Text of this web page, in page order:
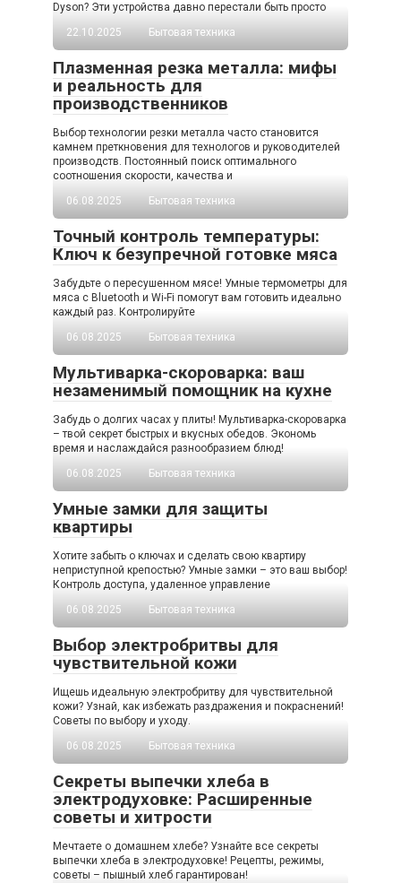
Dyson? Эти устройства давно перестали быть просто
22.10.2025
Бытовая техника
Плазменная резка металла: мифы
и реальность для
производственников
Выбор технологии резки металла часто становится
камнем преткновения для технологов и руководителей
производств. Постоянный поиск оптимального
соотношения скорости, качества и
06.08.2025
Бытовая техника
Точный контроль температуры:
Ключ к безупречной готовке мяса
Забудьте о пересушенном мясе! Умные термометры для
мяса с Bluetooth и Wi-Fi помогут вам готовить идеально
каждый раз. Контролируйте
06.08.2025
Бытовая техника
Мультиварка-скороварка: ваш
незаменимый помощник на кухне
Забудь о долгих часах у плиты! Мультиварка-скороварка
– твой секрет быстрых и вкусных обедов. Экономь
время и наслаждайся разнообразием блюд!
06.08.2025
Бытовая техника
Умные замки для защиты
квартиры
Хотите забыть о ключах и сделать свою квартиру
неприступной крепостью? Умные замки – это ваш выбор!
Контроль доступа, удаленное управление
06.08.2025
Бытовая техника
Выбор электробритвы для
чувствительной кожи
Ищешь идеальную электробритву для чувствительной
кожи? Узнай, как избежать раздражения и покраснений!
Советы по выбору и уходу.
06.08.2025
Бытовая техника
Секреты выпечки хлеба в
электродуховке: Расширенные
советы и хитрости
Мечтаете о домашнем хлебе? Узнайте все секреты
выпечки хлеба в электродуховке! Рецепты, режимы,
советы – пышный хлеб гарантирован!